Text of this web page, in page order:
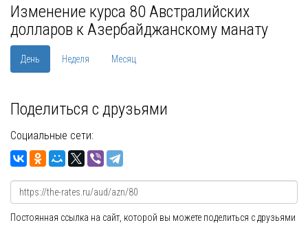
Изменение курса 80 Австралийских
долларов к Азербайджанскому манату
День Неделя Месяц
Поделиться с друзьями
Социальные сети:
Постоянная ссылка на сайт, которой вы можете поделиться с друзьями